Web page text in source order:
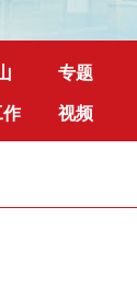
专题
作 视频